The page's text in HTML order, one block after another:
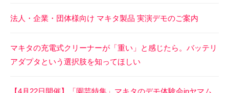
年
11
日
ヤ
ラ
(webt
当)
法人・企業・団体様向け マキタ製品 実演デモのご案内
マキタの充電式クリーナーが「重い」と感じたら。バッテリ
アダプタという選択肢を知ってほしい